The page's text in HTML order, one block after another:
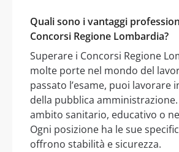
Quali sono i vantaggi
Concorsi Regione Lombardia?
Superare i Concorsi Regione
molte porte nel mondo del
passato l’esame, puoi lavorare
della pubblica
ambito sanitario, educativo o
Ogni posizione ha le sue
offrono stabilità e sicurezza.